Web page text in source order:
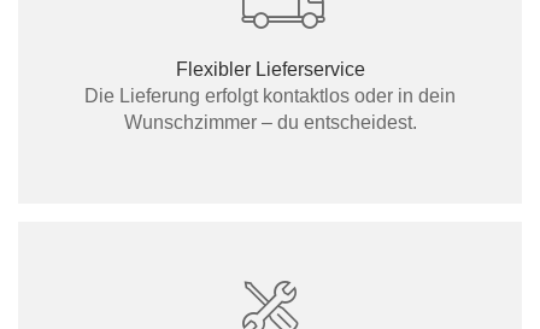
Flexibler Lieferservice
Die Lieferung erfolgt kontaktlos oder in dein
Wunschzimmer – du entscheidest.